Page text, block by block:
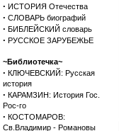
· ИСТОРИЯ Отечества
· СЛОВАРЬ биографий
· БИБЛЕЙСКИЙ словарь
· РУССКОЕ ЗАРУБЕЖЬЕ
~Библиотечка~
· КЛЮЧЕВСКИЙ: Русская
история
· КАРАМЗИН: История Гос.
Рос-го
· КОСТОМАРОВ:
Св.Владимир - Романовы